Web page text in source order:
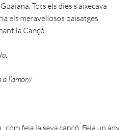
Tots els dies s’aixecava
els meravellosos paisatges
la Cançó:
l’amor//
com feia la seva cançó. Feia un any